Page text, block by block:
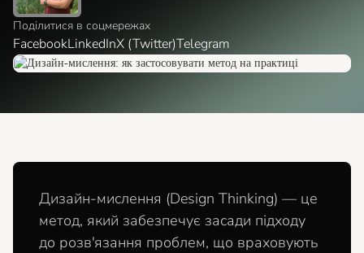
Поділитися в соцмережах
FacebookLinkedInX (Twitter)Telegram
Дизайн-мислення (Design Thinking) — це
метод, який забезпечує засади підходу
до розв'язання проблем, що враховують